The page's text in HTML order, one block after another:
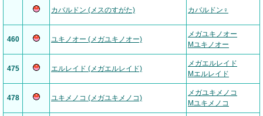
カバルドン (メスのすがた) カバルドン♀
460 ユキノオー (メガユキノオー)
メガユキノオー
Mユキノオー
475 エルレイド (メガエルレイド)
メガエルレイド
Mエルレイド
478 ユキメノコ (メガユキメノコ)
メガユキメノコ
Mユキメノコ